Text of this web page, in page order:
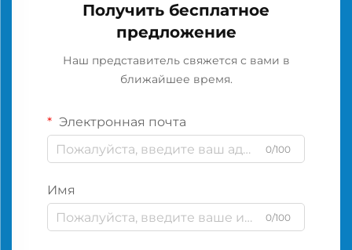
Получить бесплатное
предложение
Наш представитель свяжется с вами в
ближайшее время.
Электронная почта
0/100
Имя
0/100